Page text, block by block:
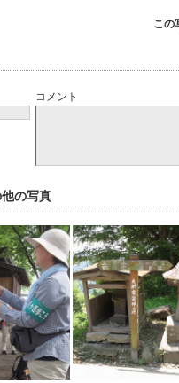
この
コメント
の写真